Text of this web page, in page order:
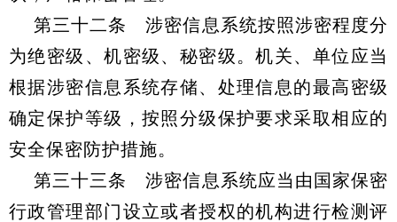
第三十二条 涉密信息系统按照涉密程度分
为绝密级、机密级、秘密级。机关、单位应当
根据涉密信息系统存储、处理信息的最高密级
确定保护等级，按照分级保护要求采取相应的
安全保密防护措施。
第三十三条 涉密信息系统应当由国家保密
行政管理部门设立或者授权的机构进行检测评